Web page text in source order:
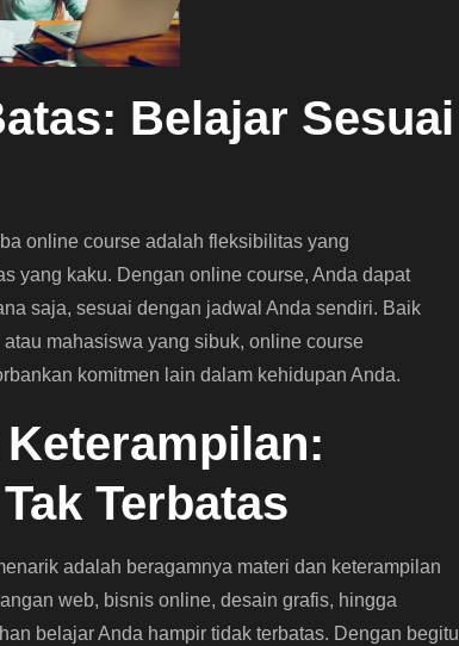
Belajar Sesuai
online course adalah fleksibilitas yang
yang kaku. Dengan online course, Anda dapat
saja, sesuai dengan jadwal Anda sendiri. Baik
mahasiswa yang sibuk, online course
komitmen lain dalam kehidupan Anda.
Terbatas
adalah beragamnya materi dan keterampilan
web, bisnis online, desain grafis, hingga
belajar Anda hampir tidak terbatas. Dengan begitu